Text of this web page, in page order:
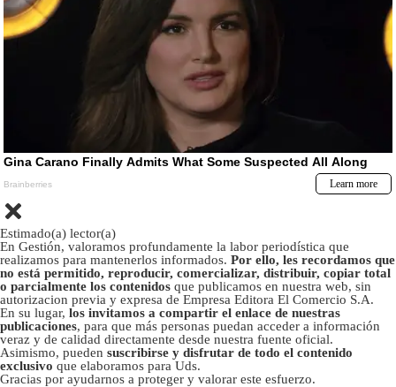
Estimado(a) lector(a)
En Gestión, valoramos profundamente la labor periodística que
realizamos para mantenerlos informados. Por ello, les recordamos que
no está permitido, reproducir, comercializar, distribuir, copiar total
o parcialmente los contenidos que publicamos en nuestra web, sin
autorizacion previa y expresa de Empresa Editora El Comercio S.A.
En su lugar, los invitamos a compartir el enlace de nuestras
publicaciones, para que más personas puedan acceder a información
veraz y de calidad directamente desde nuestra fuente oficial.
Asimismo, pueden suscribirse y disfrutar de todo el contenido
exclusivo que elaboramos para Uds.
Gracias por ayudarnos a proteger y valorar este esfuerzo.